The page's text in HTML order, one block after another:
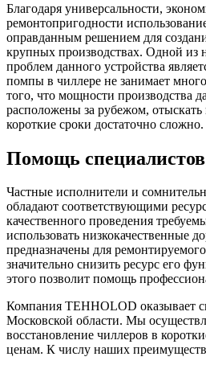
Благодаря универсальности,
ремонтопригодности
оправданным решением для
крупных производствах. Одной из
проблем данного устройства
помпы в чиллере не занимает
того, что мощности производства
расположены за рубежом, отыскать
короткие сроки достаточно сложно.
Помощь специалистов
Частные исполнители и
обладают соответствующими
качественного проведения
использовать низкокачественные
предназначены для
значительно снизить ресурс его
этого позволит помощь
Компания TEHHOLOD оказывает
Московской области. Мы
восстановление чиллеров в
ценам. К числу наших